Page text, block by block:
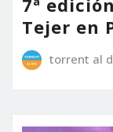
7ª
Tejer en
torrent al